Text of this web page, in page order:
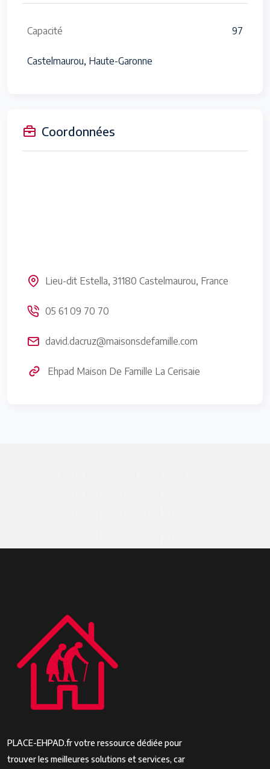
Capacité 97
Castelmaurou, Haute-Garonne
Coordonnées
Lieu-dit Estella, 31180 Castelmaurou, France
05 61 09 70 70
david.dacruz@maisonsdefamille.com
Ehpad Maison De Famille La Cerisaie
PLACE-EHPAD.fr votre ressource dédiée pour
trouver les meilleures solutions et services, car